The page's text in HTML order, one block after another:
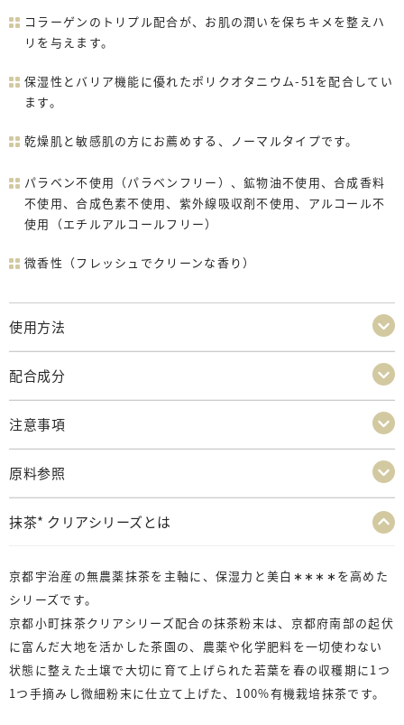
コラーゲンのトリプル配合が、お肌の潤いを保ちキメを整えハ
リを与えます。
保湿性とバリア機能に優れたポリクオタニウム-51を配合してい
ます。
乾燥肌と敏感肌の方にお薦めする、ノーマルタイプです。
パラベン不使用（パラベンフリー）、鉱物油不使用、合成香料
不使用、合成色素不使用、紫外線吸収剤不使用、アルコール不
使用（エチルアルコールフリー）
微香性（フレッシュでクリーンな香り）
使用方法
配合成分
注意事項
原料参照
抹茶* クリアシリーズとは
京都宇治産の無農薬抹茶を主軸に、保湿力と美白 ∗∗∗∗ を高めた
シリーズです。
京都小町抹茶クリアシリーズ配合の抹茶粉末は、京都府南部の起伏
に富んだ大地を活かした茶園の、農薬や化学肥料を一切使わない
状態に整えた土壌で大切に育て上げられた若葉を春の収穫期に1つ
1つ手摘みし微細粉末に仕立て上げた、100%有機栽培抹茶です。